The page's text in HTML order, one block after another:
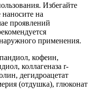
Избегайте
наносите на
проявлений
применения.
кофеин,
коллагеназа r-
дегидроацетат
(отдушка), глюконат